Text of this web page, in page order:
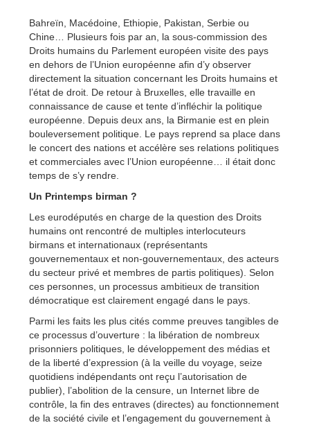
Bahreïn, Macédoine, Ethiopie, Pakistan, Serbie ou
Chine… Plusieurs fois par an, la sous-commission des
Droits humains du Parlement européen visite des pays
en dehors de l’Union européenne afin d’y observer
directement la situation concernant les Droits humains et
l’état de droit. De retour à Bruxelles, elle travaille en
connaissance de cause et tente d’infléchir la politique
européenne. Depuis deux ans, la Birmanie est en plein
bouleversement politique. Le pays reprend sa place dans
le concert des nations et accélère ses relations politiques
et commerciales avec l’Union européenne… il était donc
temps de s’y rendre.
Un Printemps birman ?
Les eurodéputés en charge de la question des Droits
humains ont rencontré de multiples interlocuteurs
birmans et internationaux (représentants
gouvernementaux et non-gouvernementaux, des acteurs
du secteur privé et membres de partis politiques). Selon
ces personnes, un processus ambitieux de transition
démocratique est clairement engagé dans le pays.
Parmi les faits les plus cités comme preuves tangibles de
ce processus d’ouverture : la libération de nombreux
prisonniers politiques, le développement des médias et
de la liberté d’expression (à la veille du voyage, seize
quotidiens indépendants ont reçu l’autorisation de
publier), l’abolition de la censure, un Internet libre de
contrôle, la fin des entraves (directes) au fonctionnement
de la société civile et l’engagement du gouvernement à